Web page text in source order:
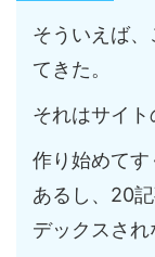
そういえば
てきた。
それはサイト
作り始めて
あるし、20
デックスされ